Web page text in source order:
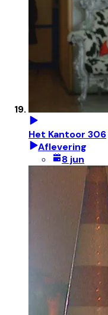
Het Kantoor 306
Aflevering
8 jun